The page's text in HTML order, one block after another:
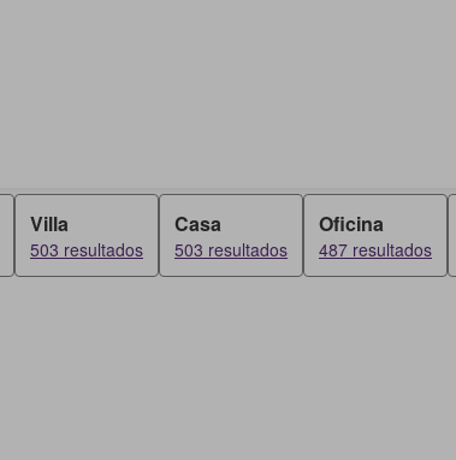
Villa
503 resultados
Casa
503 resultados
Oficina
487 resultados